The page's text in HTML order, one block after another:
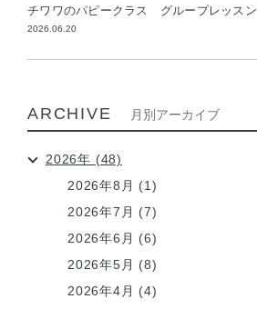
チワワのパピークラス グループレッスン
2026.06.20
ARCHIVE 月別アーカイブ
2026年 (48)
2026年8月 (1)
2026年7月 (7)
2026年6月 (6)
2026年5月 (8)
2026年4月 (4)